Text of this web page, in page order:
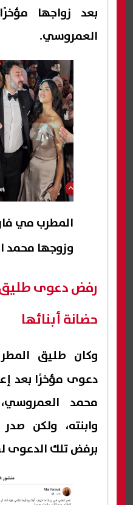
بعد زواجها
العمروسي.
المطرب مي
وزوجها محمد
رفض دعوى
حضانة أبنائها
وكان طليق
دعوى مؤخرًا بعد
محمد
وابنته، ولكن
برفض تلك الدعوى